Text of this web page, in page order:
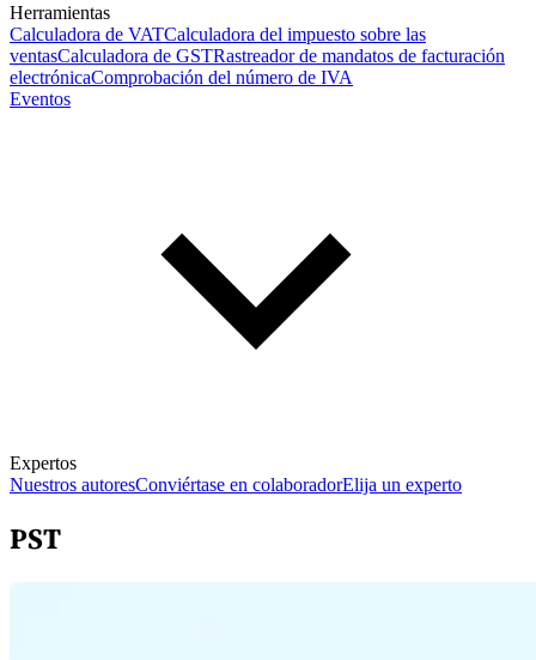
Herramientas
Calculadora de VATCalculadora del impuesto sobre las
ventasCalculadora de GSTRastreador de mandatos de facturación
electrónicaComprobación del número de IVA
Eventos
Expertos
Nuestros autoresConviértase en colaboradorElija un experto
PST